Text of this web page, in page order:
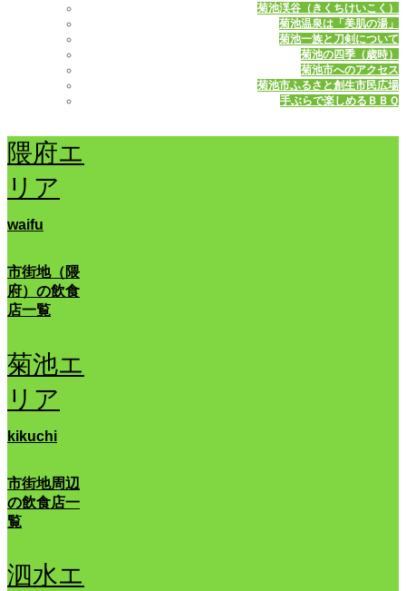
菊池渓谷（きくちけいこく）
菊池温泉は「美肌の湯」
菊池一族と刀剣について
菊池の四季（歳時）
菊池市へのアクセス
菊池市ふるさと創生市民広場
手ぶらで楽しめるＢＢＱ
隈府エ
リア
waifu
市街地（隈
府）の飲食
店一覧
菊池エ
リア
kikuchi
市街地周辺
の飲食店一
覧
泗水エ